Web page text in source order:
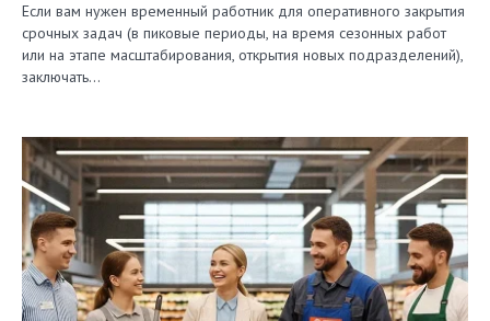
Если вам нужен временный работник для оперативного закрытия
срочных задач (в пиковые периоды, на время сезонных работ
или на этапе масштабирования, открытия новых подразделений),
заключать…